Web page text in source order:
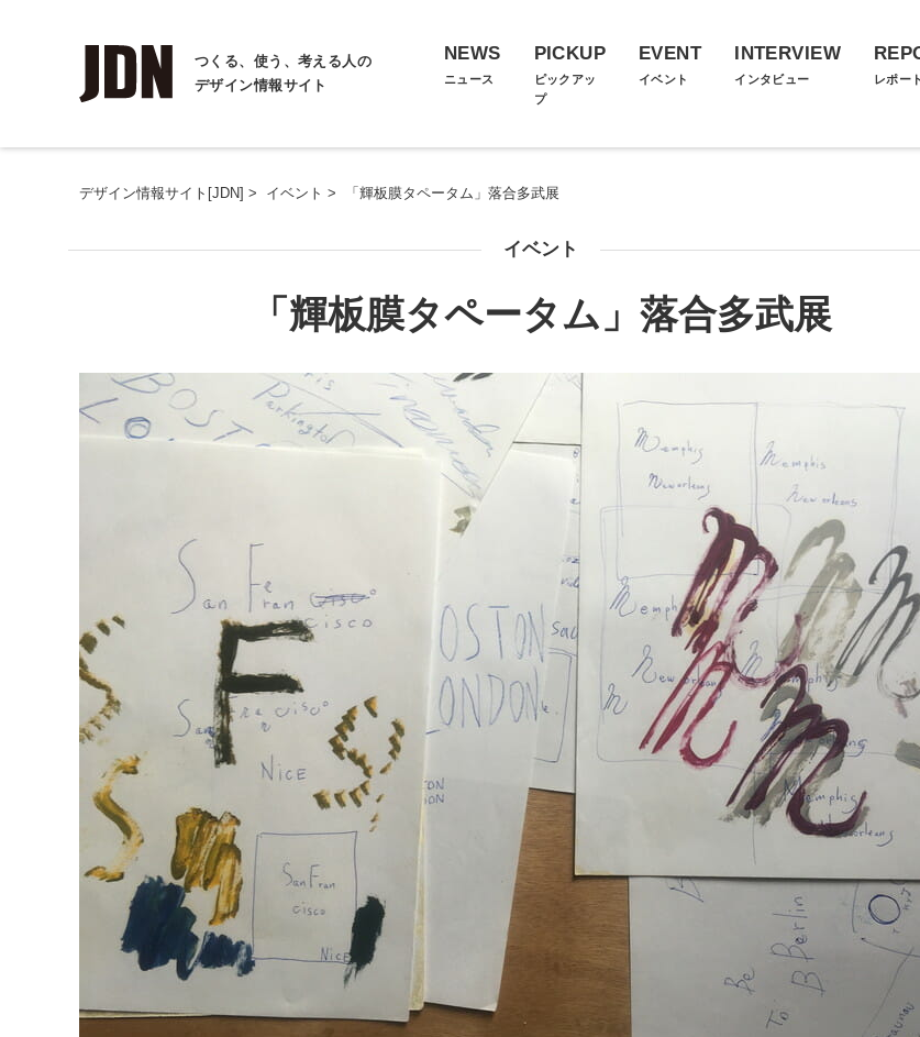
つくる、使う、考える人の
デザイン情報サイト
NEWS
ニュース
PICKUP
ピックアッ
プ
EVENT
イベント
INTERVIEW
インタビュー レポート
デザイン情報サイト[JDN] > イベント > 「輝板膜タペータム」落合多武展
イベント
「輝板膜タペータム」落合多武展